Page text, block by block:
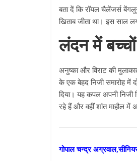
बता दें कि रॉयल चैलेंजर्स
खिताब जीता था। इस साल
लंदन में
अनुष्का और विराट की
के एक बेहद निजी समारोह में
दिया। यह कपल अपनी
रहे हैं और वहीं शांत माहौल में
गोपाल चन्द्र